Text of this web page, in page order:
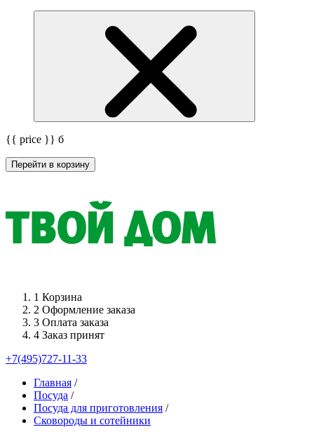
{{ price }} б
Перейти в корзину
1 Корзина
2 Оформление заказа
3 Оплата заказа
4 Заказ принят
+7(495)727-11-33
Главная /
Посуда /
Посуда для приготовления /
Сковороды и сотейники